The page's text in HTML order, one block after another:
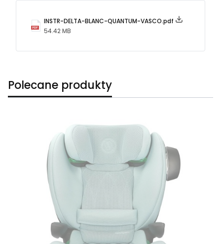
INSTR-DELTA-BLANC-QUANTUM-VASCO.pdf
54.42 MB
Polecane produkty